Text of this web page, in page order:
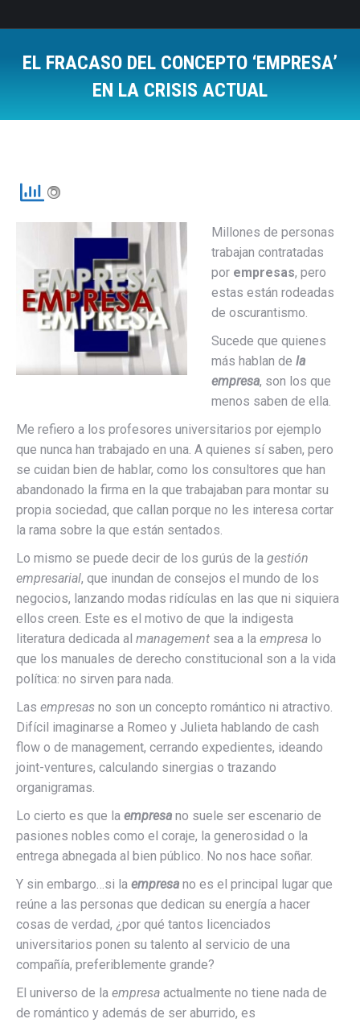
EL FRACASO DEL CONCEPTO ‘EMPRESA’
EN LA CRISIS ACTUAL
Millones de personas
trabajan contratadas
por empresas, pero
estas están rodeadas
de oscurantismo.
Sucede que quienes
más hablan de la
empresa, son los que
menos saben de ella.
Me refiero a los profesores universitarios por ejemplo
que nunca han trabajado en una. A quienes sí saben, pero
se cuidan bien de hablar, como los consultores que han
abandonado la firma en la que trabajaban para montar su
propia sociedad, que callan porque no les interesa cortar
la rama sobre la que están sentados.
Lo mismo se puede decir de los gurús de la gestión
empresarial, que inundan de consejos el mundo de los
negocios, lanzando modas ridículas en las que ni siquiera
ellos creen. Este es el motivo de que la indigesta
literatura dedicada al management sea a la empresa lo
que los manuales de derecho constitucional son a la vida
política: no sirven para nada.
Las empresas no son un concepto romántico ni atractivo.
Difícil imaginarse a Romeo y Julieta hablando de cash
flow o de management, cerrando expedientes, ideando
joint-ventures, calculando sinergias o trazando
organigramas.
Lo cierto es que la empresa no suele ser escenario de
pasiones nobles como el coraje, la generosidad o la
entrega abnegada al bien público. No nos hace soñar.
Y sin embargo…si la empresa no es el principal lugar que
reúne a las personas que dedican su energía a hacer
cosas de verdad, ¿por qué tantos licenciados
universitarios ponen su talento al servicio de una
compañía, preferiblemente grande?
El universo de la empresa actualmente no tiene nada de
de romántico y además de ser aburrido, es